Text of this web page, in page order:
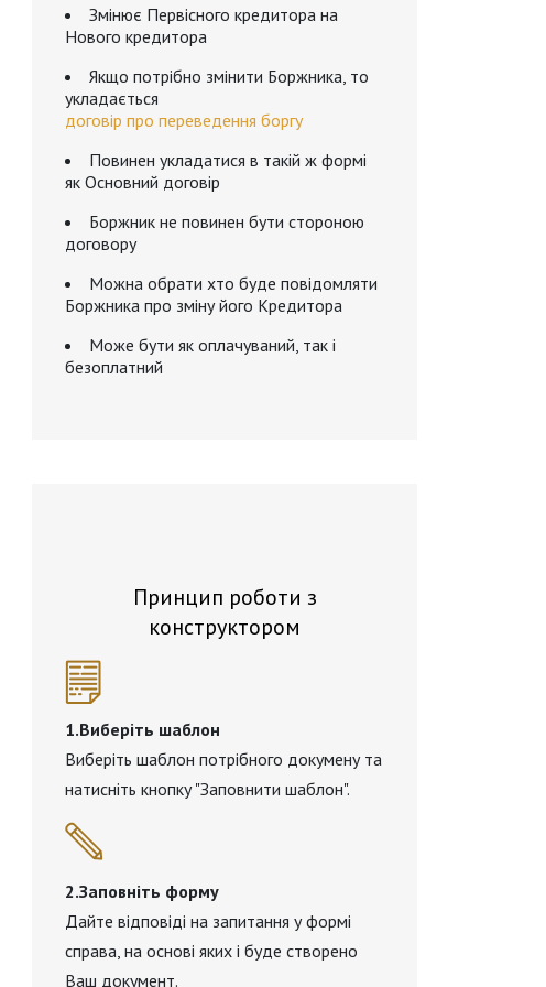
Змінює Первісного кредитора на
Нового кредитора
Якщо потрібно змінити Боржника, то
укладається
договір про переведення боргу
Повинен укладатися в такій ж формі
як Основний договір
Боржник не повинен бути стороною
договору
Можна обрати хто буде повідомляти
Боржника про зміну його Кредитора
Може бути як оплачуваний, так і
безоплатний
Принцип роботи з
конструктором
1.Виберіть шаблон
Виберіть шаблон потрібного докумену та
натисніть кнопку "Заповнити шаблон".
2.Заповніть форму
Дайте відповіді на запитання у формі
справа, на основі яких і буде створено
Ваш документ.